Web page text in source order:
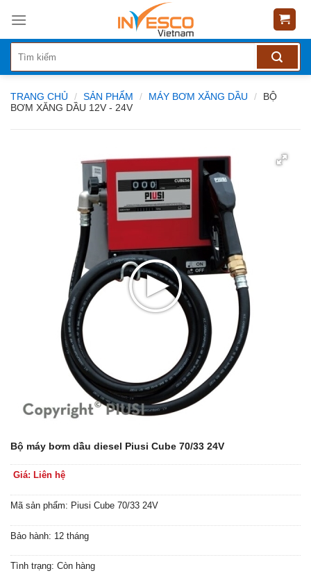
content
TRANG CHỦ / SẢN PHẨM / MÁY BƠM XĂNG DẦU /
BỘ
BƠM XĂNG DẦU 12V - 24V
Bộ máy bơm dầu diesel Piusi Cube 70/33 24V
Giá: Liên hệ
Mã sản phẩm: Piusi Cube 70/33 24V
Bảo hành: 12 tháng
Tình trạng: Còn hàng